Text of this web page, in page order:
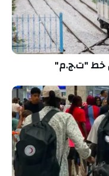
خط "ت.ج.م"